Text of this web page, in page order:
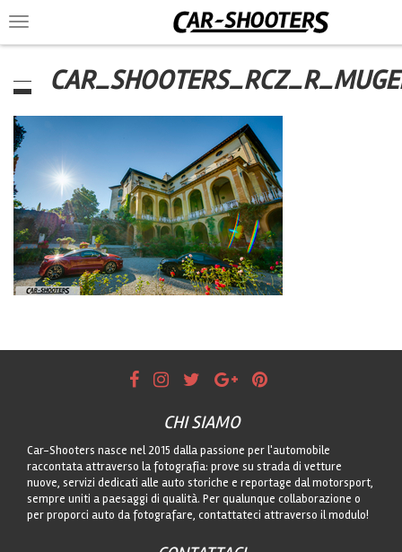
Toggle
navigation
CHI SIAMO
Car-Shooters nasce nel 2015 dalla passione per l'automobile
raccontata attraverso la fotografia: prove su strada di vetture
nuove, servizi dedicati alle auto storiche e reportage dal motorsport,
sempre uniti a paesaggi di qualità. Per qualunque collaborazione o
per proporci auto da fotografare, contattateci attraverso il modulo!